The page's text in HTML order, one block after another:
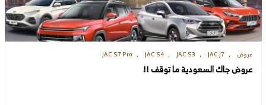
عروض JAC J7
JAC S3
JAC S4
JAC S7 Pro
عروض جاك السعودية ما توقف !!